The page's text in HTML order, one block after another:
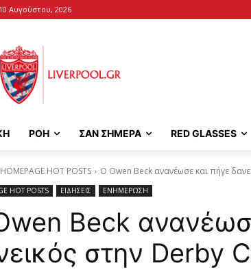
Αυγούστου, 2026
ΡΟΗ ΣΑΝ ΣΗΜΕΡΑ RED GLASSES
HOMEPAGE HOT POSTS Ο Owen Beck ανανέωσε και πήγε
HOT POSTS ΕΙΔΗΣΕΙΣ ΕΝΗΜΕΡΩΣΗ
Beck
στην Derby